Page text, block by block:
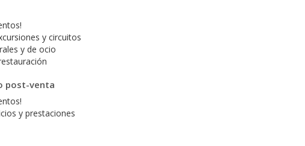
y circuitos
y de ocio
post-venta
y prestaciones